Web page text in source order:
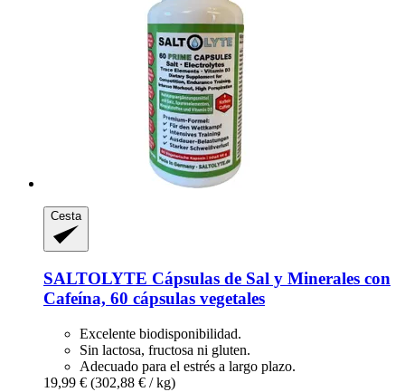
Cesta
SALTOLYTE Cápsulas de Sal y Minerales con
Cafeína, 60 cápsulas vegetales
Excelente biodisponibilidad.
Sin lactosa, fructosa ni gluten.
Adecuado para el estrés a largo plazo.
19,99 € (302,88 € / kg)